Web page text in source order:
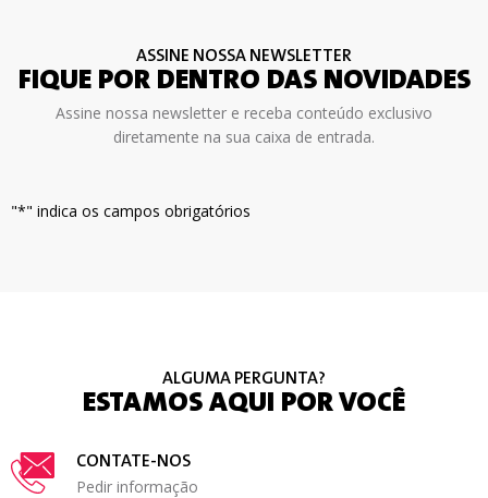
ASSINE NOSSA NEWSLETTER
FIQUE POR DENTRO DAS NOVIDADES
Assine nossa newsletter e receba conteúdo exclusivo
diretamente na sua caixa de entrada.
"*" indica os campos obrigatórios
ALGUMA PERGUNTA?
ESTAMOS AQUI POR VOCÊ
CONTATE-NOS
Pedir informação